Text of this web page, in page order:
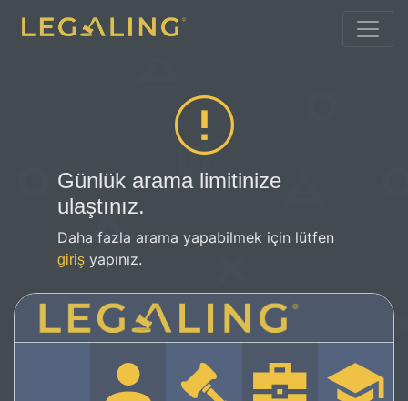
Günlük arama limitinize
ulaştınız.
Daha fazla arama yapabilmek için lütfen
giriş yapınız.